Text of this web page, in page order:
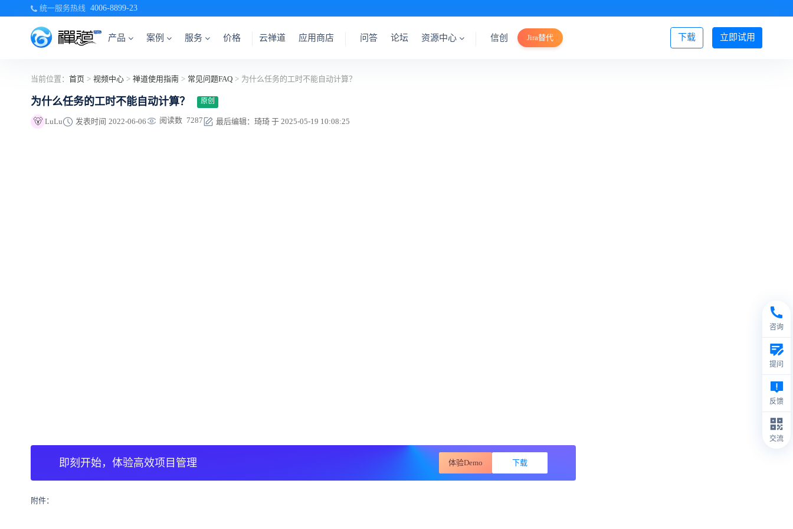
统一服务热线 4006-8899-23
产品 案例 服务 价格 立即试用
下载
云禅道 应用商店 问答 论坛 资源中心 信创 Jira替代 登录/注册
当前位置： 首页 > 视频中心 > 禅道使用指南 > 常见问题FAQ > 为什么任务的工时不能自动计算？
为什么任务的工时不能自动计算？ 原创
🐻 LuLu 发表时间 2022-06-06 阅读数 7287 最后编辑：琦琦 于 2025-05-19 10:08:25
即刻开始，体验高效项目管理 体验Demo 下载
附件：
咨询
提问
反馈
交流